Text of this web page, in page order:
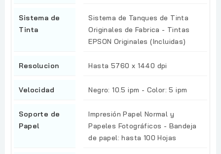
Sistema de
Tinta
Sistema de Tanques de Tinta
Originales de Fabrica - Tintas
EPSON Originales (Incluidas)
Resolucion Hasta 5760 x 1440 dpi
Velocidad Negro: 10.5 ipm - Color: 5 ipm
Soporte de
Papel
Impresión Papel Normal y
Papeles Fotográficos - Bandeja
de papel: hasta 100 Hojas